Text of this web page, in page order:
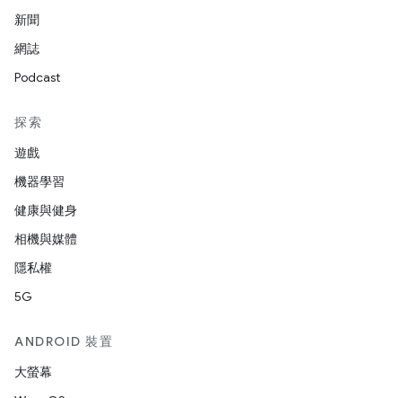
新聞
網誌
Podcast
探索
遊戲
機器學習
健康與健身
相機與媒體
隱私權
5G
ANDROID 裝置
大螢幕